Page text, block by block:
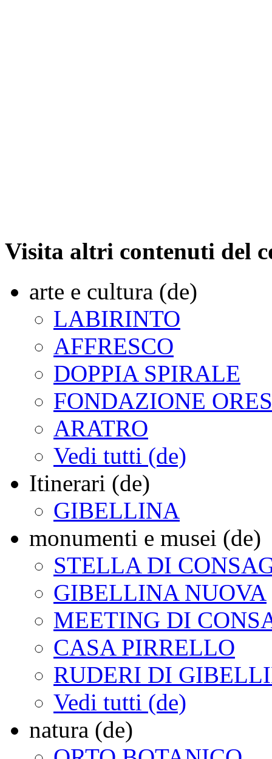
Visita altri contenuti del
arte e cultura (de)
LABIRINTO
AFFRESCO
DOPPIA SPIRALE
FONDAZIONE
ARATRO
Vedi tutti (de)
Itinerari (de)
GIBELLINA
monumenti e musei (de)
STELLA DI
GIBELLINA NUOVA
MEETING DI
CASA PIRRELLO
RUDERI DI
Vedi tutti (de)
natura (de)